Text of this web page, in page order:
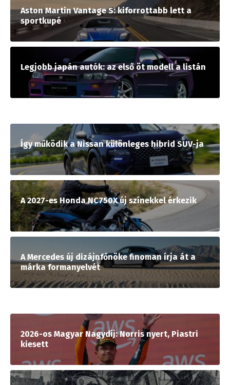
Aston Martin Vantage S: kiforrottabb lett a
sportkupé
Legjobb japán autók: az első öt modell a listán
Így működik a Nissan különleges hibrid SUV-ja
A 2027-es Honda NC750X új színekkel érkezik
A Mercedes új dizájnfőnöke finoman írja át a
márka formanyelvét
2026-os Magyar Nagydíj: Norris nyert, Piastri
kiesett